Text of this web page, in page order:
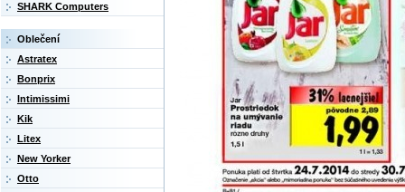
SHARK Computers
Oblečení
Astratex
Bonprix
Intimissimi
Kik
Litex
New Yorker
Otto